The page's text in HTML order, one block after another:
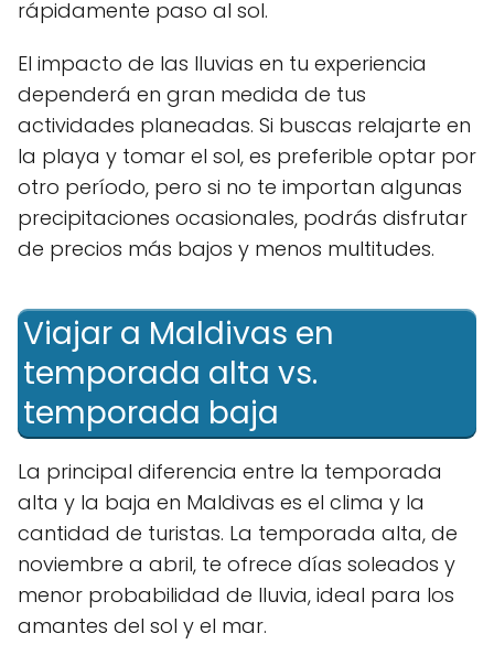
rápidamente paso al sol.
El impacto de las lluvias en tu experiencia
dependerá en gran medida de tus
actividades planeadas. Si buscas relajarte en
la playa y tomar el sol, es preferible optar por
otro período, pero si no te importan algunas
precipitaciones ocasionales, podrás disfrutar
de precios más bajos y menos multitudes.
Viajar a Maldivas en
temporada alta vs.
temporada baja
La principal diferencia entre la temporada
alta y la baja en Maldivas es el clima y la
cantidad de turistas. La temporada alta, de
noviembre a abril, te ofrece días soleados y
menor probabilidad de lluvia, ideal para los
amantes del sol y el mar.